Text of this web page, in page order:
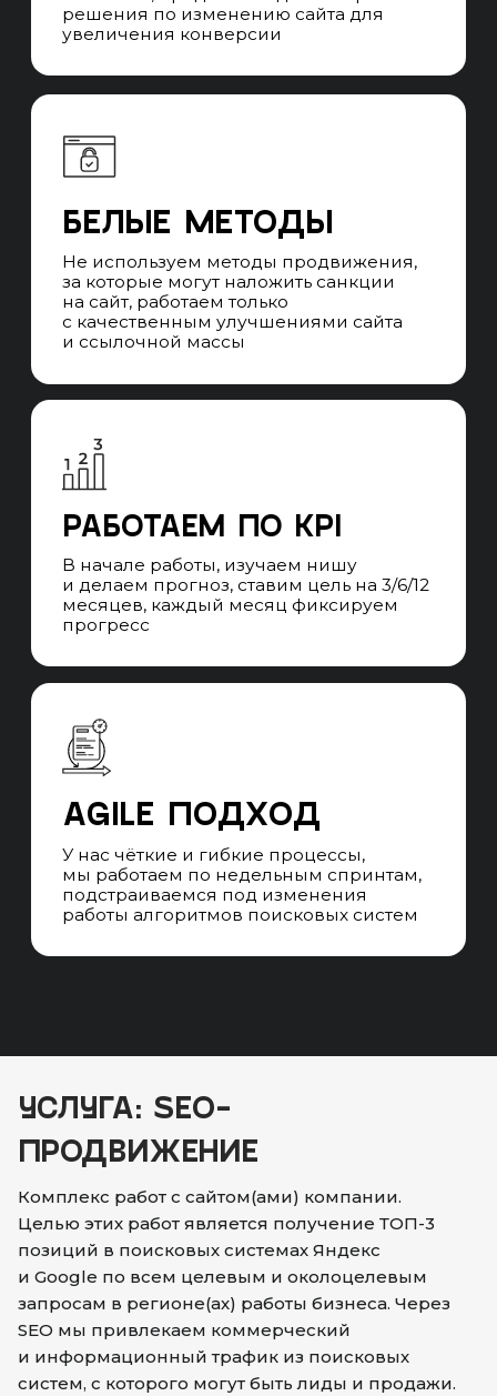
УСЛУГА: SEO-
ПРОДВИЖЕНИЕ
Комплекс работ с сайтом(ами) компании.
Целью этих работ является получение ТОП-3
позиций в поисковых системах Яндекс
и Google по всем целевым и околоцелевым
запросам в регионе(ах) работы бизнеса. Через
SEO мы привлекаем коммерческий
и информационный трафик из поисковых
систем, с которого могут быть лиды и продажи.